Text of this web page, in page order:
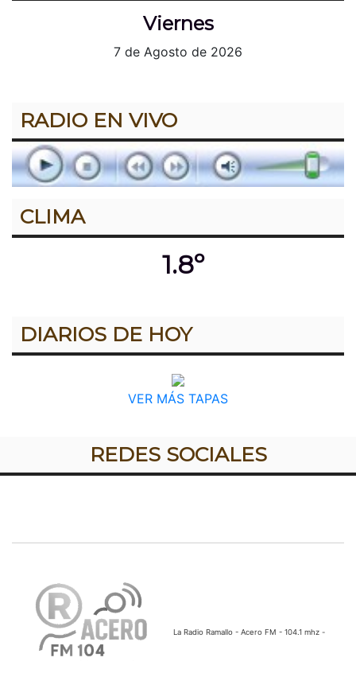
Viernes
7 de Agosto de 2026
RADIO EN VIVO
CLIMA
1.8º
DIARIOS DE HOY
VER MÁS TAPAS
REDES SOCIALES
La Radio Ramallo - Acero FM - 104.1 mhz -